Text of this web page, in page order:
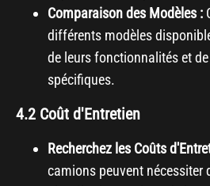
Comparaison des Modèles :
différents modèles
de leurs fonctionnalités et
spécifiques.
4.2 Coût d'Entretien
Recherchez les Coûts
camions peuvent nécessiter